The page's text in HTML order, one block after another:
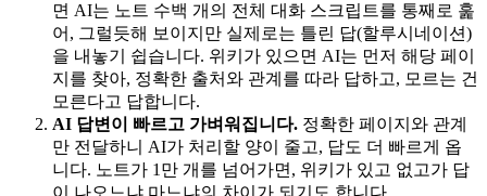
면 AI는 노트 수백 개의 전체 대화 스크립트를 통째로 훑
어, 그럴듯해 보이지만 실제로는 틀린 답(할루시네이션)
을 내놓기 쉽습니다. 위키가 있으면 AI는 먼저 해당 페이
지를 찾아, 정확한 출처와 관계를 따라 답하고, 모르는 건
모른다고 답합니다.
AI 답변이 빠르고 가벼워집니다. 정확한 페이지와 관계
만 전달하니 AI가 처리할 양이 줄고, 답도 더 빠르게 옵
니다. 노트가 1만 개를 넘어가면, 위키가 있고 없고가 답